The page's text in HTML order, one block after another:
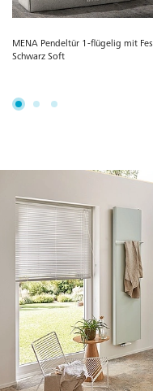
MENA Pendeltür 1-flügelig mit
Schwarz Soft